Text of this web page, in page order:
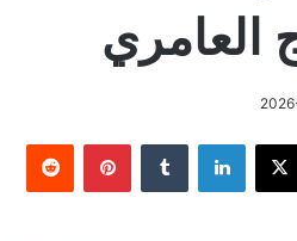
العامري
X لينكدإن بينتيريست